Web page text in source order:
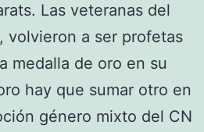
Las veteranas del
volvieron a ser profetas
medalla de oro en su
hay que sumar otro en
género mixto del CN